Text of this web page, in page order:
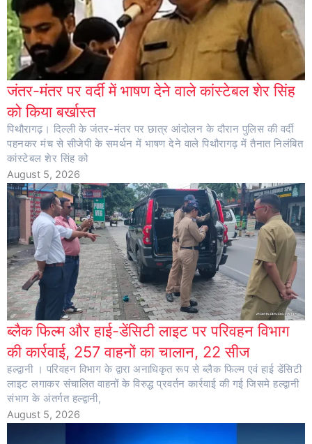
जंतर-मंतर पर वर्दी में भाषण देने वाले कांस्टेबल शेर सिंह
को किया बर्खास्त
पिथौरागढ़। दिल्ली के जंतर-मंतर पर छात्र आंदोलन के दौरान पुलिस की वर्दी
पहनकर मंच से सीजेपी के समर्थन में भाषण देने वाले पिथौरागढ़ में तैनात निलंबित
कांस्टेबल शेर सिंह को
August 5, 2026
ब्लैक फिल्म और हाई-डेंसिटी लाइट पर परिवहन विभाग
की कार्रवाई, 257 वाहनों का चालान, 22 सीज
हल्द्वानी । परिवहन विभाग के द्वारा अनाधिकृत रूप से ब्लैक फिल्म एवं हाई डेंसिटी
लाइट लगाकर संचालित वाहनों के विरुद्ध प्रवर्तन कार्रवाई की गई जिसमे हल्द्वानी
संभाग के अंतर्गत हल्द्वानी,
August 5, 2026